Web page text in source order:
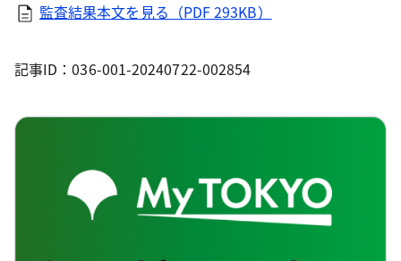
監査結果本文を見る（PDF 293KB）
記事ID：036-001-20240722-002854